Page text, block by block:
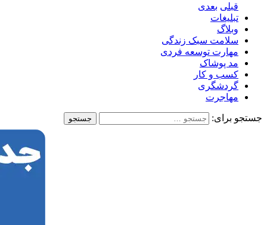
قبلی بعدی
تبلیغات
وبلاگ
سلامت سبک زندگی
مهارت توسعه فردی
مد پوشاک
کسب و کار
گردشگری
مهاجرت
جستجو برای: